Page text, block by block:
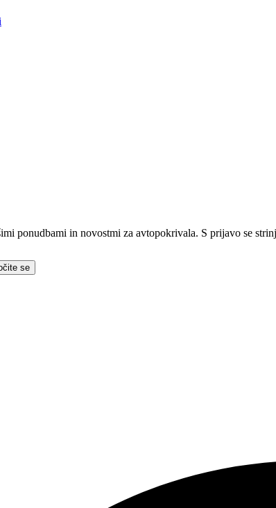
ponudbami in novostmi za avtopokrivala. S prijavo se
se